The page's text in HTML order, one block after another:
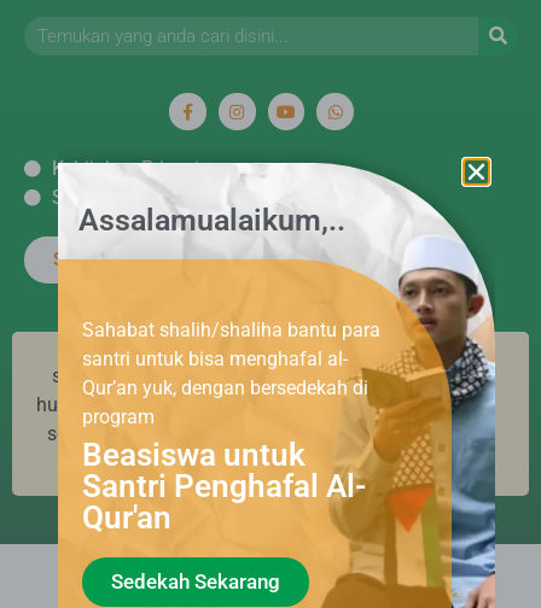
Kebijakan Privasi
Syarat dan ketentuan
Satu Amal Berjuta Kebikan
semua dana donasi yang terhimpun di yayasan
huda cendekia murni disalurkan untuk kepentingan
sosial, dan BUKAN untuk tujuan pencucian uang,
terorisme, maupun tindak kejahatan lainnya.
Assalamualaikum,..
Sahabat shalih/shaliha bantu para
santri untuk bisa menghafal al-
Qur’an yuk, dengan bersedekah di
program
Beasiswa untuk
Santri Penghafal Al-
Qur'an
Sedekah Sekarang